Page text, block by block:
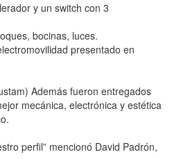
y un switch con 3
bocinas, luces.
presentado en
Además fueron entregados
mecánica, electrónica y estética
perfil” mencionó David Padrón,